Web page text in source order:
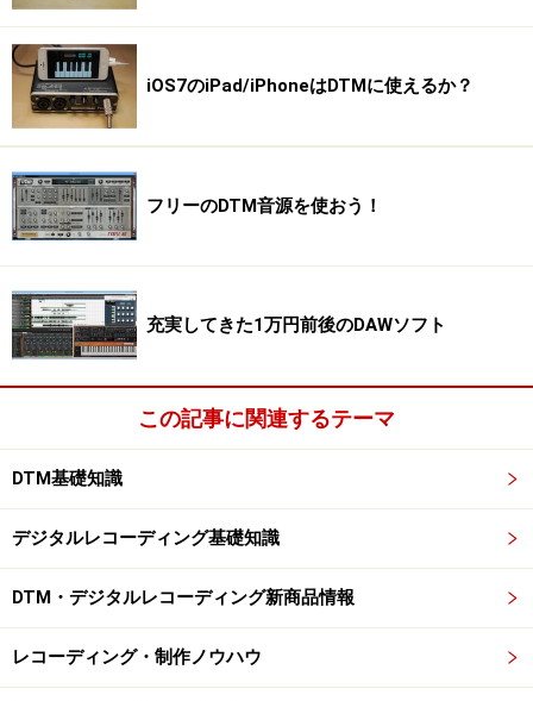
iOS7のiPad/iPhoneはDTMに使えるか？
フリーのDTM音源を使おう！
充実してきた1万円前後のDAWソフト
この記事に関連するテーマ
DTM基礎知識
デジタルレコーディング基礎知識
DTM・デジタルレコーディング新商品情報
レコーディング・制作ノウハウ